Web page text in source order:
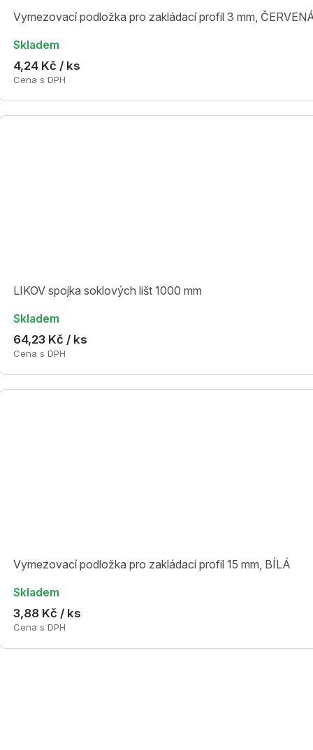
Vymezovací podložka pro zakládací profil 3 mm,
Skladem
4,24 Kč / ks
Cena s DPH
LIKOV spojka soklových lišt 1000 mm
Skladem
64,23 Kč / ks
Cena s DPH
Vymezovací podložka pro zakládací profil 15 mm, BÍLÁ
Skladem
3,88 Kč / ks
Cena s DPH